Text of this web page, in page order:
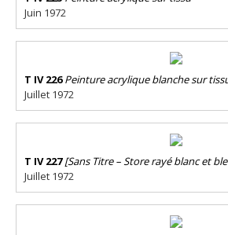
Juin 1972
T IV 226 Peinture acrylique blanche sur
Juillet 1972
T IV 227 [Sans Titre – Store rayé blanc et
Juillet 1972